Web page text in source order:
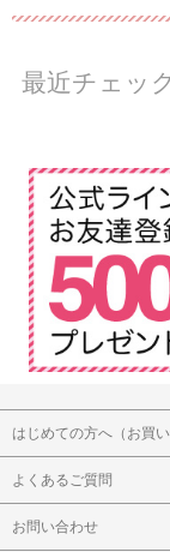
最近チェッ
はじめての方へ（お買い
よくあるご質問
お問い合わせ